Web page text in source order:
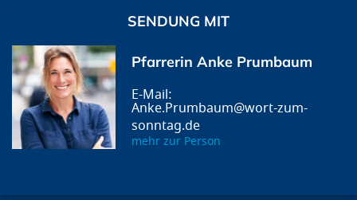
SENDUNG MIT
Pfarrerin Anke Prumbaum
Anke.Prumbaum@wort-zum-
sonntag.de
mehr zur Person